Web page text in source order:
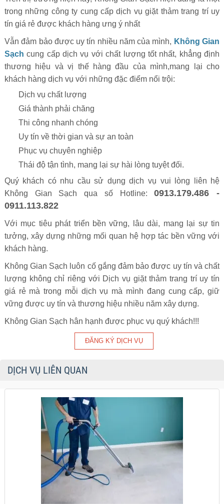
trong những công ty cung cấp dịch vụ giặt thảm trang trí uy
tín giá rẻ được khách hàng ưng ý nhất
Vẫn đảm bảo được uy tín nhiều năm của mình, Không Gian
Sạch cung cấp dịch vụ với chất lượng tốt nhất, khẳng định
thương hiệu và vị thế hàng đầu của mình,mang lại cho
khách hàng dịch vụ với những đặc điểm nổi trội:
Dịch vụ chất lượng
Giá thành phải chăng
Thi công nhanh chóng
Uy tín về thời gian và sự an toàn
Phục vụ chuyên nghiệp
Thái độ tận tình, mang lại sự hài lòng tuyệt đối.
Quý khách có nhu cầu sử dụng dịch vụ vui lòng liên hệ
Không Gian Sạch qua số Hotline:0913.179.486 -
0911.113.822
Với mục tiêu phát triển bền vững, lâu dài, mang lại sự tin
tưởng, xây dựng những mối quan hệ hợp tác bền vững với
khách hàng.
Không Gian Sạch luôn cố gắng đảm bảo được uy tín và chất
lượng không chỉ riêng với Dịch vụ giặt thảm trang trí uy tín
giá rẻ mà trong mỗi dịch vụ mà mình đang cung cấp, giữ
vững được uy tín và thương hiệu nhiều năm xây dựng.
Không Gian Sạch hân hạnh được phục vụ quý khách!!!
DỊCH VỤ LIÊN QUAN